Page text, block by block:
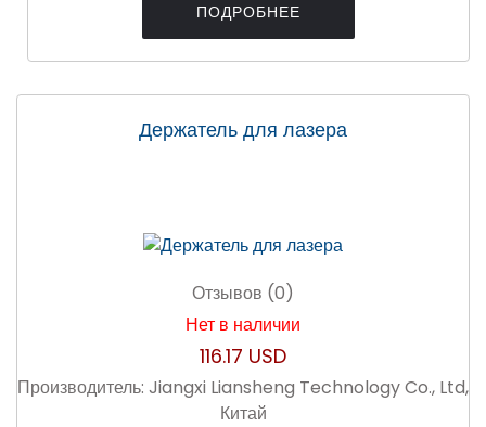
ПОДРОБНЕЕ
Держатель для лазера
Отзывов (0)
Нет в наличии
116.17 USD
Производитель: Jiangxi Liansheng Technology Co., Ltd,
Китай